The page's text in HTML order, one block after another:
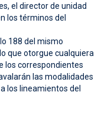
el director de unidad
los términos del
188 del mismo
que otorgue cualquiera
los correspondientes
las modalidades
los lineamientos del